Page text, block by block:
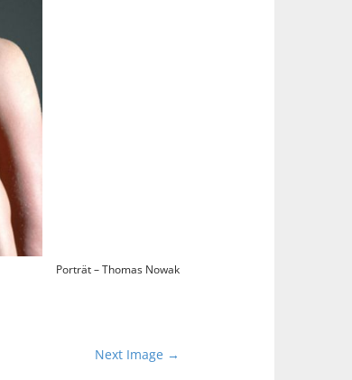
Porträt – Thomas Nowak
Next Image →